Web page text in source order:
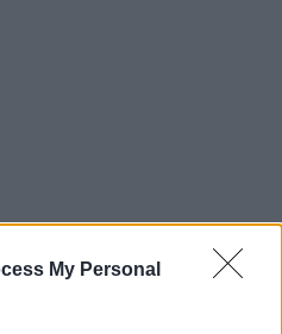
My Personal